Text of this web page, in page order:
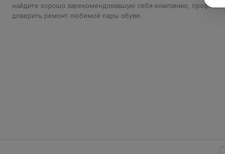
найдите хорошо зарекомендовавшую себя компанию,
доверить ремонт любимой пары обуви.